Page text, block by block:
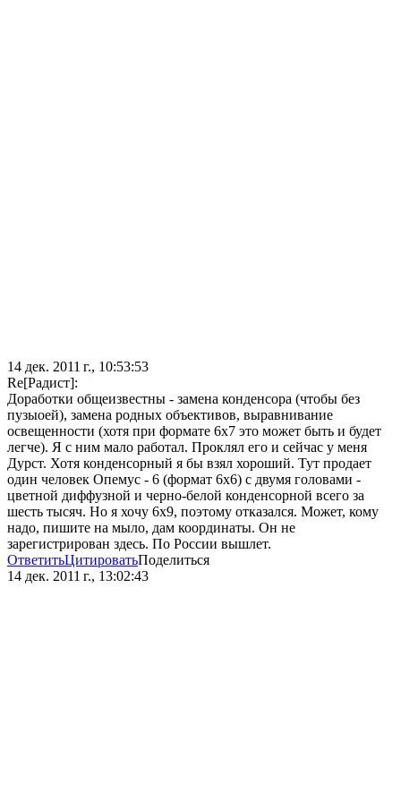
14 дек. 2011 г., 10:53:53
Re[Радист]:
Доработки общеизвестны - замена конденсора (чтобы без
пузыоей), замена родных объективов, выравнивание
освещенности (хотя при формате 6х7 это может быть и будет
легче). Я с ним мало работал. Проклял его и сейчас у меня
Дурст. Хотя конденсорный я бы взял хороший. Тут продает
один человек Опемус - 6 (формат 6х6) с двумя головами -
цветной диффузной и черно-белой конденсорной всего за
шесть тысяч. Но я хочу 6х9, поэтому отказался. Может, кому
надо, пишите на мыло, дам координаты. Он не
зарегистрирован здесь. По России вышлет.
ОтветитьЦитироватьПоделиться
14 дек. 2011 г., 13:02:43